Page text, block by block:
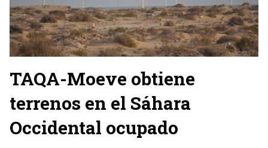
TAQA-Moeve obtiene
terrenos en el Sáhara
Occidental ocupado